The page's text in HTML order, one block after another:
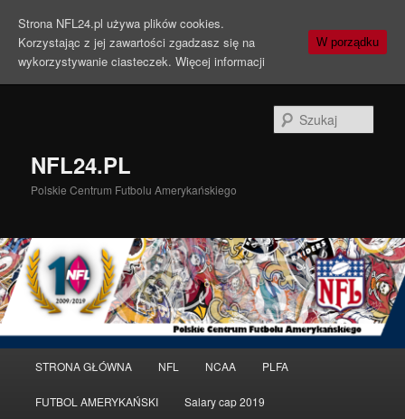
NFL24.PL
Polskie Centrum Futbolu Amerykańskiego
główne
Przeskocz
do
Przeskocz
do
STRONA GŁÓWNA NFL NCAA PLFA
FUTBOL AMERYKAŃSKI Salary cap 2019
Strona NFL24.pl używa plików cookies.
Korzystając z jej zawartości zgadzasz się na
wykorzystywanie ciasteczek. Więcej informacji
W porządku